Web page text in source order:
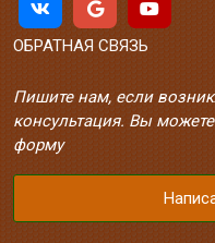
ОБРАТНАЯ СВЯЗЬ
Пишите нам, если
консультация. Вы
форму